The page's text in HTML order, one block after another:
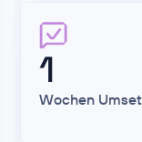
1
Wochen